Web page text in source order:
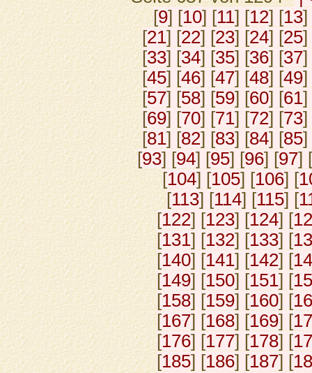
[9] [10] [11] [12] [13]
[21] [22] [23] [24] [25]
[33] [34] [35] [36] [37]
[45] [46] [47] [48] [49]
[57] [58] [59] [60] [61]
[69] [70] [71] [72] [73]
[81] [82] [83] [84] [85]
[93] [94] [95] [96] [97] [
[104] [105] [106] [
[113] [114] [115] [
[122] [123] [124] [
[131] [132] [133] [
[140] [141] [142] [
[149] [150] [151] [
[158] [159] [160] [
[167] [168] [169] [
[176] [177] [178] [
[185] [186] [187] [